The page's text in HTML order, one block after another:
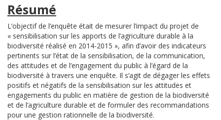
Résumé
L’objectif de l’enquête était de mesurer l’impact du projet de
« sensibilisation sur les apports de l’agriculture durable à la
biodiversité réalisé en 2014-2015 », afin d’avoir des indicateurs
pertinents sur l’état de la sensibilisation, de la communication,
des attitudes et de l’engagement du public à l’égard de la
biodiversité à travers une enquête. Il s’agit de dégager les effets
positifs et négatifs de la sensibilisation sur les attitudes et
engagements du public en matière de gestion de la biodiversité
et de l’agriculture durable et de formuler des recommandations
pour une gestion rationnelle de la biodiversité.